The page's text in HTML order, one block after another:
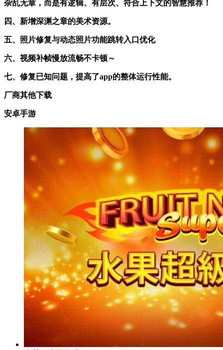
杂乱无章，而是有逻辑、有层次、符合上下文的智慧推荐！
四、新增深渊之章的美术资源。
五、照片修复与动态照片功能跳转入口优化
六、视频补帧慢放流畅不卡顿～
七、修复已知问题，提高了app的整体运行性能。
厂商其他下载
安卓手游